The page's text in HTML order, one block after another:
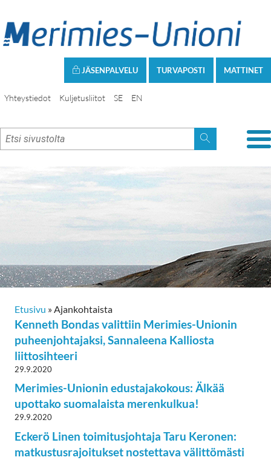
MATTINET
TURVAPOSTI
JÄSENPALVELU
Yhteystiedot Kuljetusliitot SE EN
Etusivu » Ajankohtaista
Kenneth Bondas valittiin Merimies-Unionin
puheenjohtajaksi, Sannaleena Kalliosta
liittosihteeri
29.9.2020
Merimies-Unionin edustajakokous: Älkää
upottako suomalaista merenkulkua!
29.9.2020
Eckerö Linen toimitusjohtaja Taru Keronen:
matkustusrajoitukset nostettava välittömästi